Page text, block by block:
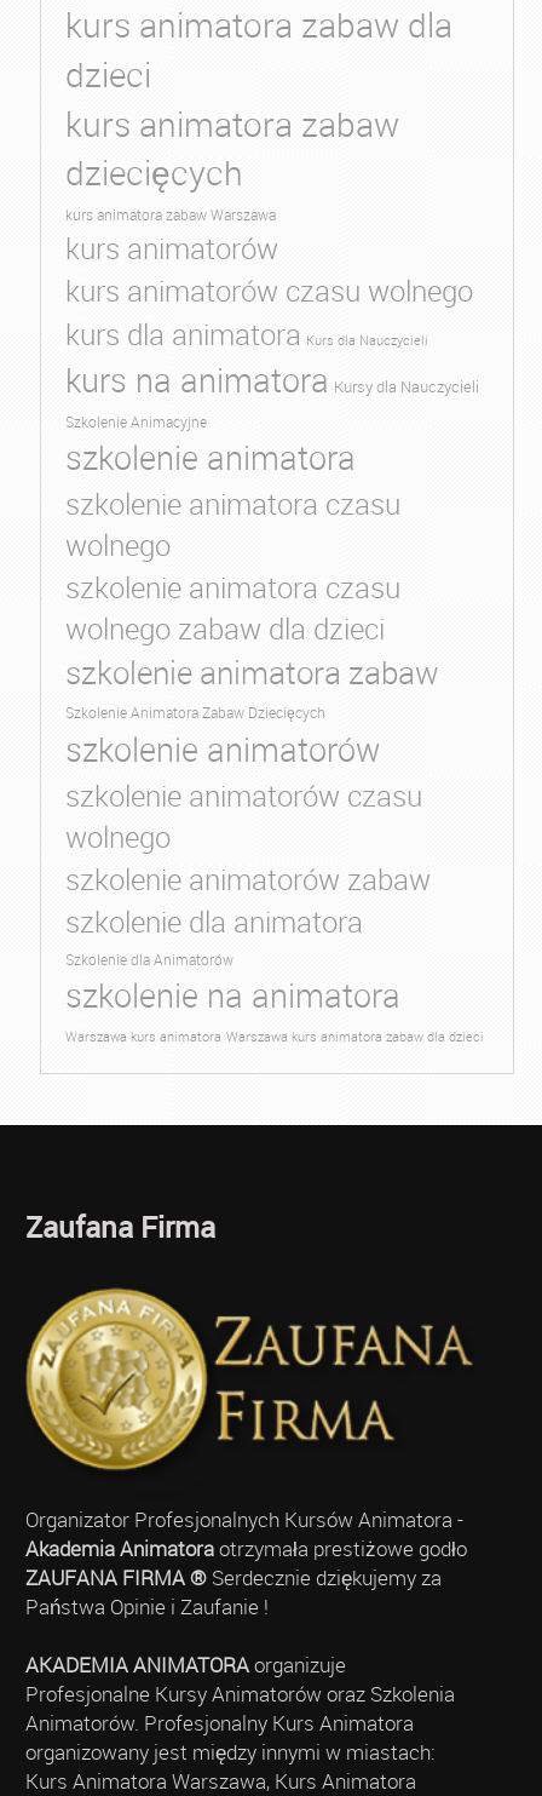
kurs animatora zabaw dla
dzieci
kurs animatora zabaw
dziecięcych
kurs animatora zabaw Warszawa
kurs animatorów
kurs animatorów czasu wolnego
kurs dla animatora Kurs dla Nauczycieli
kurs na animatora Kursy dla Nauczycieli
Szkolenie Animacyjne
szkolenie animatora
szkolenie animatora czasu
wolnego
szkolenie animatora czasu
wolnego zabaw dla dzieci
szkolenie animatora zabaw
Szkolenie Animatora Zabaw Dziecięcych
szkolenie animatorów
szkolenie animatorów czasu
wolnego
szkolenie animatorów zabaw
szkolenie dla animatora
Szkolenie dla Animatorów
szkolenie na animatora
Warszawa kurs animatora Warszawa kurs animatora zabaw dla dzieci
Zaufana Firma
Organizator Profesjonalnych Kursów Animatora -
Akademia Animatoraotrzymała prestiżowe godło
ZAUFANA FIRMA ®Serdecznie dziękujemy za
Państwa Opinie i Zaufanie !
AKADEMIA ANIMATORAorganizuje
Profesjonalne Kursy Animatorów oraz Szkolenia
Animatorów. Profesjonalny Kurs Animatora
organizowany jest między innymi w miastach:
Kurs Animatora Warszawa, Kurs Animatora